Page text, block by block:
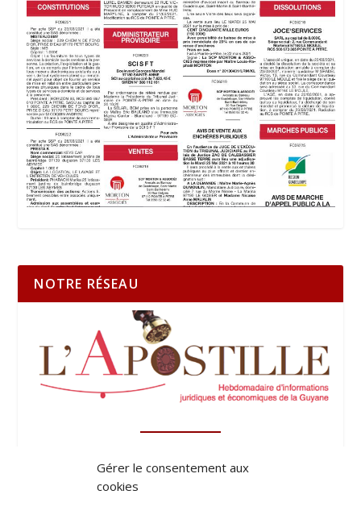
Gérer le consentement aux
cookies
NOTRE RÉSEAU